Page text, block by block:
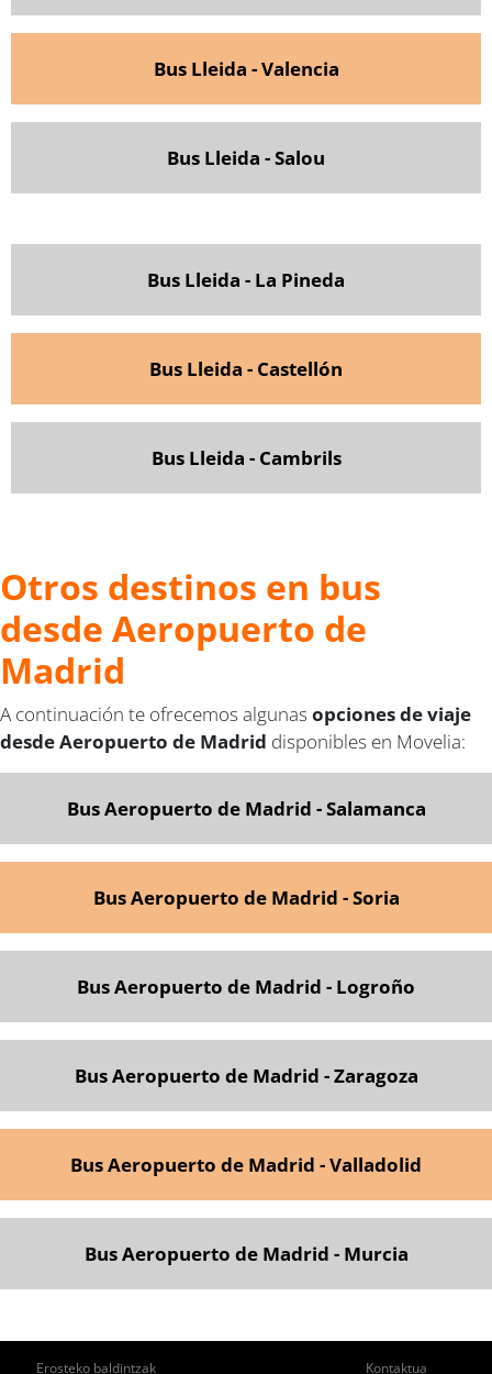
Bus Lleida - Valencia
Bus Lleida - Salou
Bus Lleida - La Pineda
Bus Lleida - Castellón
Bus Lleida - Cambrils
Otros destinos en bus
desde Aeropuerto de
Madrid
A continuación te ofrecemos algunas opciones de viaje
desde Aeropuerto de Madrid disponibles en Movelia:
Bus Aeropuerto de Madrid - Salamanca
Bus Aeropuerto de Madrid - Soria
Bus Aeropuerto de Madrid - Logroño
Bus Aeropuerto de Madrid - Zaragoza
Bus Aeropuerto de Madrid - Valladolid
Bus Aeropuerto de Madrid - Murcia
Erosteko baldintzak Kontaktua